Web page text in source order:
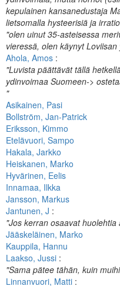
kepulainen kansanedustaja
lietsomalla hysteerisiä ja
"olen uinut 35-asteisessa
vieressä, olen käynyt
Ahola, Amos :
"Luvista päättävät tällä
ydinvoimaa Suomeen->
"
Asikainen, Pasi
Bollström, Jan-Patrick
Eriksson, Kimmo
Etelävuori, Sampo
Hakala, Jarkko
Heiskanen, Marko
Hyvärinen, Eelis
Innamaa, Ilkka
Jansson, Markus
Jantunen, J :
"Jos kerran osaavat
Jääskeläinen, Marko
Kauppila, Hannu
Laakso, Jussi :
"Sama pätee tähän, kuin
Linnanvuori, Matti :